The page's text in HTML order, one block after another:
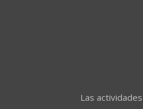
Las